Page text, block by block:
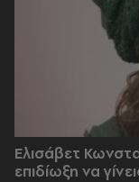
Ελισάβετ
επιδίωξη να